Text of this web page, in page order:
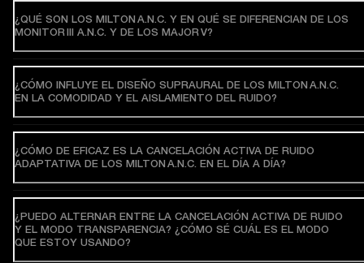
¿QUÉ SON LOS MILTON A.N.C. Y EN QUÉ SE DIFERENCIAN DE LOS
MONITOR III A.N.C. Y DE LOS MAJOR V?
¿CÓMO INFLUYE EL DISEÑO SUPRAURAL DE LOS MILTON A.N.C.
EN LA COMODIDAD Y EL AISLAMIENTO DEL RUIDO?
¿CÓMO DE EFICAZ ES LA CANCELACIÓN ACTIVA DE RUIDO
ADAPTATIVA DE LOS MILTON A.N.C. EN EL DÍA A DÍA?
¿PUEDO ALTERNAR ENTRE LA CANCELACIÓN ACTIVA DE RUIDO
Y EL MODO TRANSPARENCIA? ¿CÓMO SÉ CUÁL ES EL MODO
QUE ESTOY USANDO?